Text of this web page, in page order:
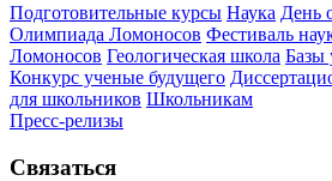
Подготовительные курсы Наука День
Олимпиада Ломоносов Фестиваль
Ломоносов Геологическая школа Базы
Конкурс ученые будущего
для школьников Школьникам
Пресс-релизы
Связаться